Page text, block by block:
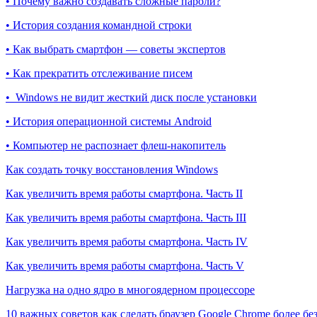
• История создания командной строки
• Как выбрать смартфон — советы экспертов
• Как прекратить отслеживание писем
• Windows не видит жесткий диск после установки
• История операционной системы Android
• Компьютер не распознает флеш-накопитель
Как создать точку восстановления Windows
Как увеличить время работы смартфона. Часть II
Как увеличить время работы смартфона. Часть III
Как увеличить время работы смартфона. Часть IV
Как увеличить время работы смартфона. Часть V
Нагрузка на одно ядро в многоядерном процессоре
10 важных советов как сделать браузер Google Chrome более